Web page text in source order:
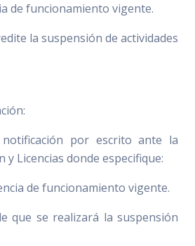
de funcionamiento vigente.
la suspensión de actividades
por escrito ante la
y Licencias donde especifique:
de funcionamiento vigente.
que se realizará la suspensión